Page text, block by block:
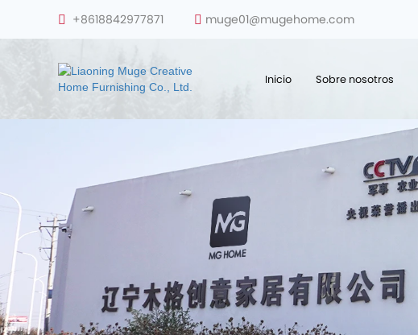
+8618842977871 muge01@mugehome.com
Inicio Sobre nosotros